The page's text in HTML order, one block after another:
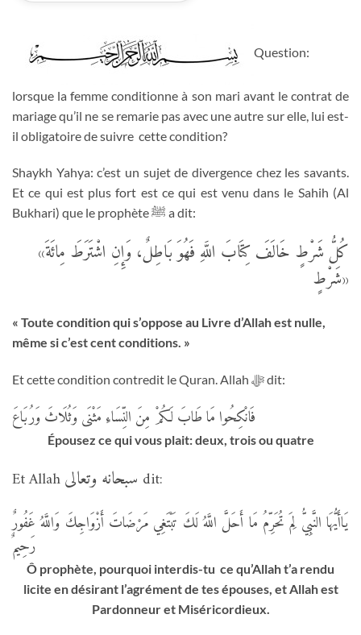
Question:
lorsque la femme conditionne à son mari avant le contrat de
mariage qu’il ne se remarie pas avec une autre sur elle, lui est-
il obligatoire de suivre cette condition?
Shaykh Yahya: c’est un sujet de divergence chez les savants.
Et ce qui est plus fort est ce qui est venu dans le Sahih (Al
Bukhari) que le prophèteﷺ a dit:
«كُلُّ شَرْطٍ خَالَفَ كِتَابَ اللَّهِ فَهُوَ بَاطِلٌ، وَإِنِ اشْتَرَطَ مِائَةَ
شَرْطٍ»
« Toute condition qui s’oppose au Livre d’Allah est nulle,
même si c’est cent conditions. »
Et cette condition contredit le Quran. Allah ﷻdit:
فَانْكِحُوا مَا طَابَ لَكُمْ مِنَ النِّسَاءِ مَثْنَى وَثُلَاثَ وَرُبَاعَ
Épousez ce qui vous plait: deux, trois ou quatre
Et Allah
dit:
يَاأَيُّهَا النَّبِيُّ لِمَ تُحَرِّمُ مَا أَحَلَّ اللَّهُ لَكَ تَبْتَغِي مَرْضَاتَ أَزْوَاجِكَ وَاللَّهُ غَفُورٌ
رَحِيمٌ
Ô prophète, pourquoi interdis-tu ce qu’Allah t’a rendu
licite en désirant l’agrément de tes épouses, et Allah est
Pardonneur et Miséricordieux.